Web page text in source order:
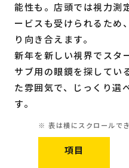
能性も。店頭では視力測
ービスも受けられるため
り向き合えます。
新年を新しい視界でスタ
サブ用の眼鏡を探してい
た雰囲気で、じっくり選
す。
項目